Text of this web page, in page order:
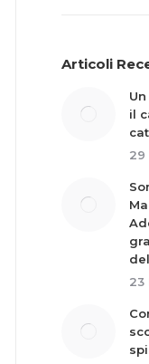
Articoli
il
29
23